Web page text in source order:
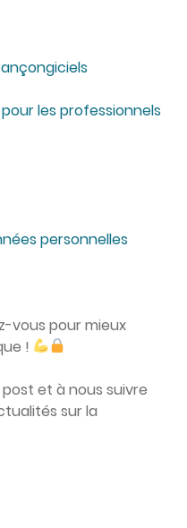
les professionnels
personnelles
vous pour mieux
!
et à nous suivre
sur la